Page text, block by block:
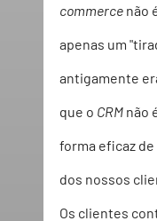
commerce não
apenas um
antigamente
que o CRM não
forma eficaz
dos nossos
Os clientes